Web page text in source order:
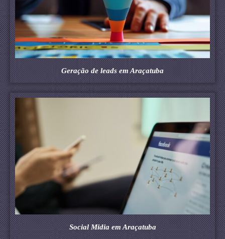
Geração de leads em Araçatuba
Social Midia em Araçatuba